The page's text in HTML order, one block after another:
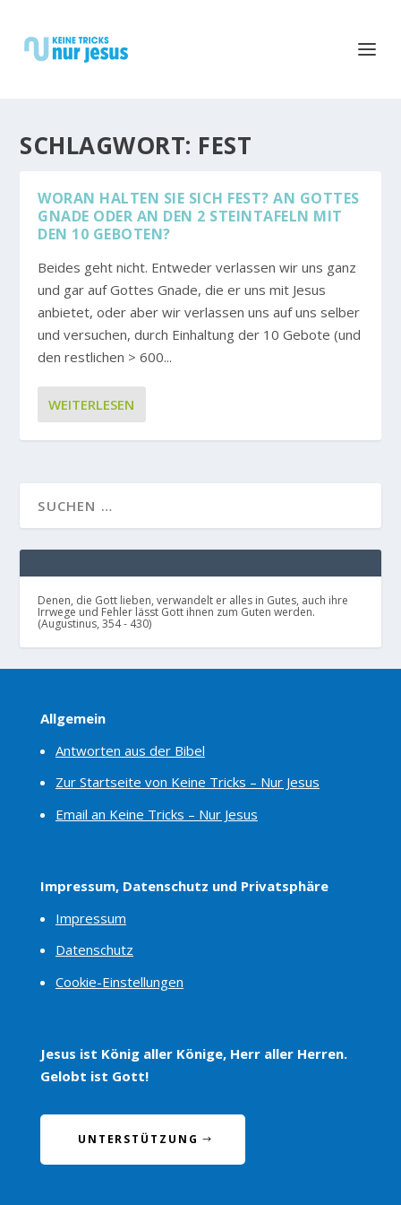
SCHLAGWORT: FEST
WORAN HALTEN SIE SICH FEST? AN GOTTES
GNADE ODER AN DEN 2 STEINTAFELN MIT
DEN 10 GEBOTEN?
Beides geht nicht. Entweder verlassen wir uns ganz
und gar auf Gottes Gnade, die er uns mit Jesus
anbietet, oder aber wir verlassen uns auf uns selber
und versuchen, durch Einhaltung der 10 Gebote (und
den restlichen > 600...
WEITERLESEN
Denen, die Gott lieben, verwandelt er alles in Gutes, auch ihre
Irrwege und Fehler lässt Gott ihnen zum Guten werden.
(Augustinus, 354 - 430)
Allgemein
Antworten aus der Bibel
Zur Startseite von Keine Tricks – Nur Jesus
Email an Keine Tricks – Nur Jesus
Impressum, Datenschutz und Privatsphäre
Impressum
Datenschutz
Cookie-Einstellungen
Jesus ist König aller Könige, Herr aller Herren.
Gelobt ist Gott!
UNTERSTÜTZUNG